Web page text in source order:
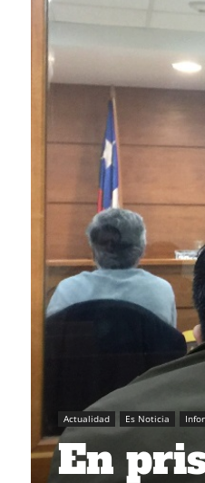
Actualidad Es Noticia
En